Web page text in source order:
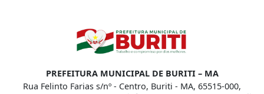
PREFEITURA MUNICIPAL DE BURITI – MA
Rua Felinto Farias s/nº - Centro, Buriti - MA, 65515-000,